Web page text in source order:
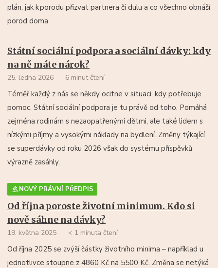
plán, jak k porodu přizvat partnera či dulu a co všechno obnáší
porod doma.
Státní sociální podpora a sociální dávky: kdy
na ně máte nárok?
25. ledna 2026 6 minut čtení
Téměř každý z nás se někdy ocitne v situaci, kdy potřebuje
pomoc. Státní sociální podpora je tu právě od toho. Pomáhá
zejména rodinám s nezaopatřenými dětmi, ale také lidem s
nízkými příjmy a vysokými náklady na bydlení. Změny týkající
se superdávky od roku 2026 však do systému příspěvků
výrazně zasáhly.
NOVÝ PRÁVNÍ PŘEDPIS
Od října poroste životní minimum. Kdo si
nově sáhne na dávky?
19. května 2025 < 1 minuta čtení
Od října 2025 se zvýší částky životního minima – například u
jednotlivce stoupne z 4860 Kč na 5500 Kč. Změna se netýká